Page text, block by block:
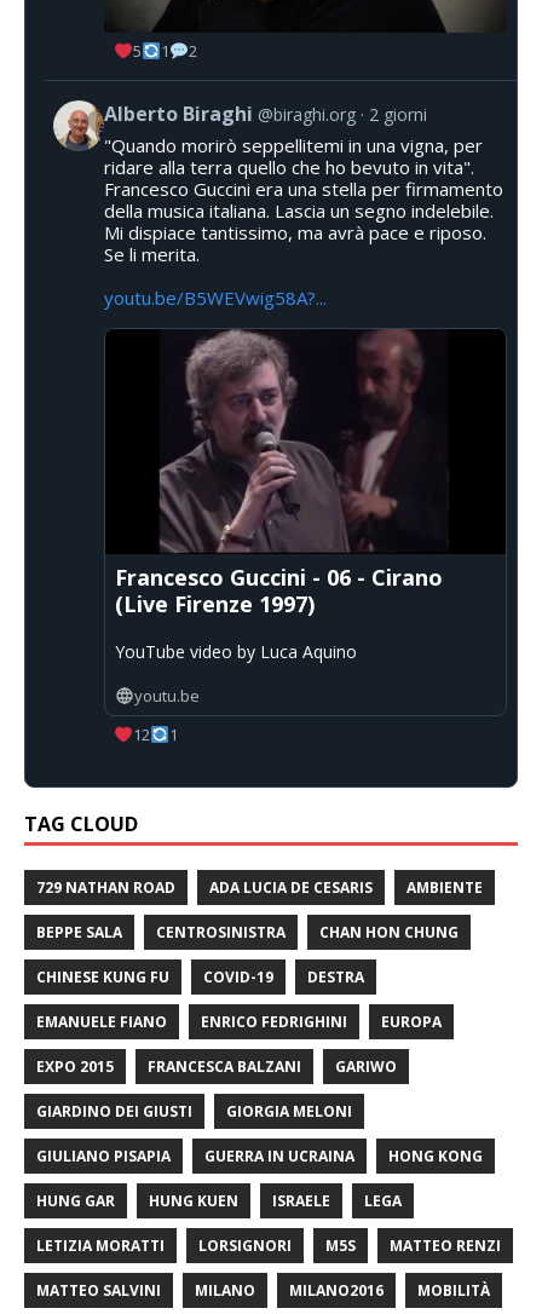
5 1 2
Alberto Biraghi @biraghi.org 2 giorni
"Quando morirò seppellitemi in una vigna, per
ridare alla terra quello che ho bevuto in vita".
Francesco Guccini era una stella per firmamento
della musica italiana. Lascia un segno indelebile.
Mi dispiace tantissimo, ma avrà pace e riposo.
Se li merita.
youtu.be/B5WEVwig58A?...
Francesco Guccini - 06 - Cirano
(Live Firenze 1997)
YouTube video by Luca Aquino
youtu.be
12
1
TAG CLOUD
729 NATHAN ROAD ADA LUCIA DE CESARIS AMBIENTE
BEPPE SALA CENTROSINISTRA CHAN HON CHUNG
CHINESE KUNG FU COVID-19 DESTRA
EMANUELE FIANO ENRICO FEDRIGHINI EUROPA
EXPO 2015 FRANCESCA BALZANI GARIWO
GIARDINO DEI GIUSTI GIORGIA MELONI
GIULIANO PISAPIA GUERRA IN UCRAINA HONG KONG
HUNG GAR HUNG KUEN ISRAELE LEGA
LETIZIA MORATTI LORSIGNORI M5S MATTEO RENZI
MATTEO SALVINI MILANO MILANO2016 MOBILITÀ